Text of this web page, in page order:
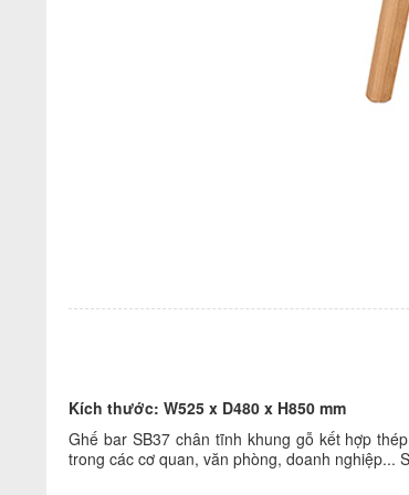
Kích thước: W525 x D480 x H850 mm
Ghế bar SB37 chân tĩnh khung gỗ kết hợp
trong các cơ quan, văn phòng, doanh nghiệp...